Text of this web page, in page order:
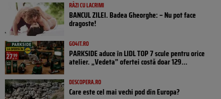
RÂZI CU LACRIMI
BANCUL ZILEI. Badea Gheorghe: – Nu pot face
dragoste!
GO4IT.RO
PARKSIDE aduce în LIDL TOP 7 scule pentru orice
atelier. „Vedeta” ofertei costă doar 129...
DESCOPERA.RO
Care este cel mai vechi pod din Europa?